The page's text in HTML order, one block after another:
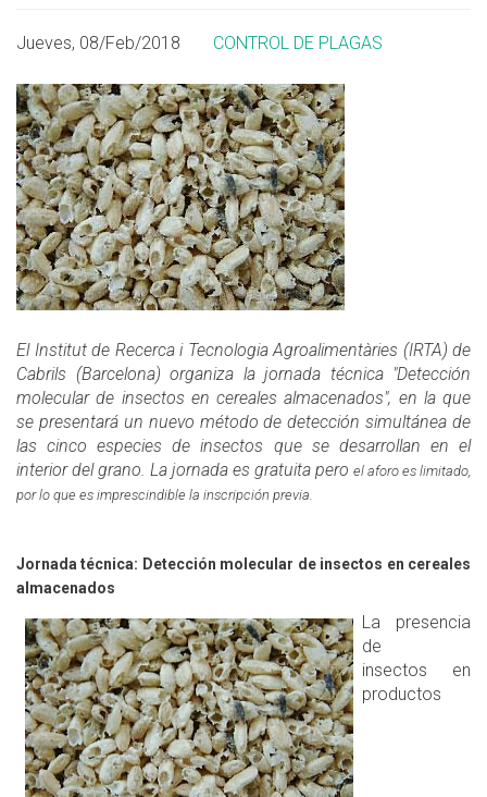
Jueves, 08/Feb/2018 CONTROL DE PLAGAS
El Institut de Recerca i Tecnologia Agroalimentàries (IRTA) de
Cabrils (Barcelona) organiza la jornada técnica "Detección
molecular de insectos en cereales almacenados", en la que
se presentará un nuevo método de detección simultánea de
las cinco especies de insectos que se desarrollan en el
interior del grano. La jornada es gratuita pero el aforo es limitado,
por lo que es imprescindible la inscripción previa.
Jornada técnica: Detección molecular de insectos en cereales
almacenados
La presencia
de
insectos en
productos